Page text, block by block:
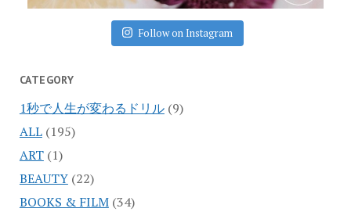
Follow on Instagram
CATEGORY
1秒で人生が変わるドリル(9)
ALL(195)
ART(1)
BEAUTY(22)
BOOKS & FILM(34)